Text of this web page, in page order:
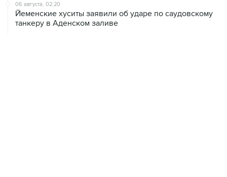
06 августа, 02:20
Йеменские хуситы заявили об ударе по саудовскому
танкеру в Аденском заливе